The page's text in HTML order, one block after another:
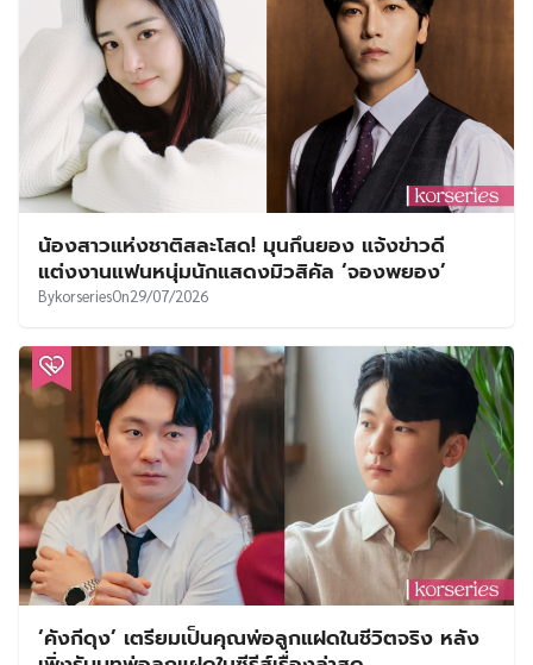
น้องสาวแห่งชาติสละโสด! มุนกึนยอง แจ้งข่าวดี
แต่งงานแฟนหนุ่มนักแสดงมิวสิคัล ‘จองพยอง’
BykorseriesOn29/07/2026
‘คังกีดุง’ เตรียมเป็นคุณพ่อลูกแฝดในชีวิตจริง หลัง